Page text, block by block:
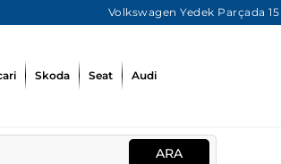
Volkswagen Yedek Parçada
Skoda Seat Audi
ARA